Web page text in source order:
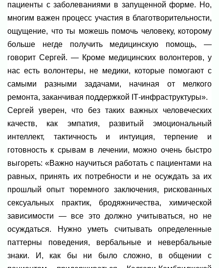
пациенты с заболеваниями в запущенной форме. Но,
многим важен процесс участия в благотворительности,
ощущение, что ты можешь помочь человеку, которому
больше негде получить медицинскую помощь, —
говорит Сергей. — Кроме медицинских волонтеров, у
нас есть волонтеры, не медики, которые помогают с
самыми разными задачами, начиная от мелкого
ремонта, заканчивая поддержкой IТ-инфраструктуры».
Сергей уверен, что без таких важных человеческих
качеств, как эмпатия, развитый эмоциональный
интеллект, тактичность и интуиция, терпение и
готовность к срывам в лечении, можно очень быстро
выгореть: «Важно научиться работать с пациентами на
равных, принять их потребности и не осуждать за их
прошлый опыт тюремного заключения, рискованных
сексуальных практик, бродяжничества, химической
зависимости — все это должно учитываться, но не
осуждаться. Нужно уметь считывать определенные
паттерны поведения, вербальные и невербальные
знаки. И, как бы ни было сложно, в общении с